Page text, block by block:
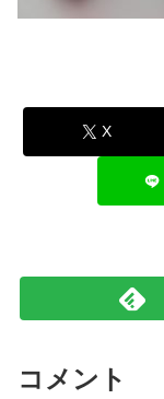
X
コメント